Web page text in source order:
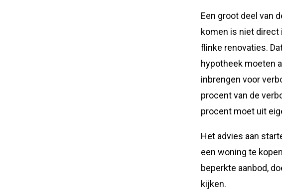
Een groot deel van
komen is niet direct
flinke renovaties.
hypotheek moeten
inbrengen voor
procent van de
procent moet uit
Het advies aan
een woning te
beperkte aanbod,
kijken.